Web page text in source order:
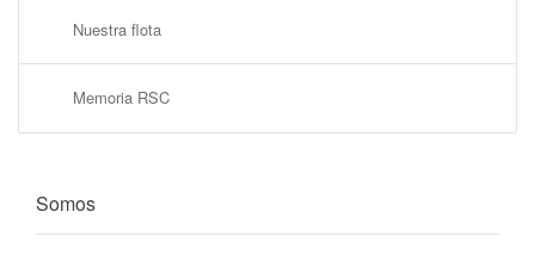
Nuestra flota
Memoria RSC
Somos